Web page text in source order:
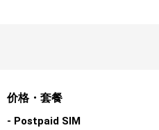
价格・套餐
- Postpaid SIM